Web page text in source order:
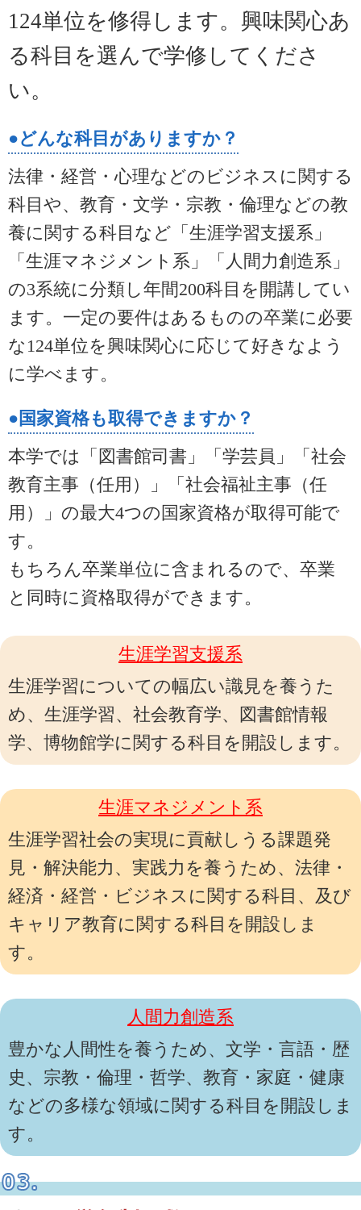
124単位を修得します。興味関心あ
る科目を選んで学修してくださ
い。
●どんな科目がありますか？
法律・経営・心理などのビジネスに関する
科目や、教育・文学・宗教・倫理などの教
養に関する科目など「生涯学習支援系」
「生涯マネジメント系」「人間力創造系」
の3系統に分類し年間200科目を開講してい
ます。一定の要件はあるものの卒業に必要
な124単位を興味関心に応じて好きなよう
に学べます。
●国家資格も取得できますか？
本学では「図書館司書」「学芸員」「社会
教育主事（任用）」「社会福祉主事（任
用）」の最大4つの国家資格が取得可能で
す。
もちろん卒業単位に含まれるので、卒業
と同時に資格取得ができます。
生涯学習支援系
生涯学習についての幅広い識見を養うた
め、生涯学習、社会教育学、図書館情報
学、博物館学に関する科目を開設します。
生涯マネジメント系
生涯学習社会の実現に貢献しうる課題発
見・解決能力、実践力を養うため、法律・
経済・経営・ビジネスに関する科目、及び
キャリア教育に関する科目を開設しま
す。
人間力創造系
豊かな人間性を養うため、文学・言語・歴
史、宗教・倫理・哲学、教育・家庭・健康
などの多様な領域に関する科目を開設しま
す。